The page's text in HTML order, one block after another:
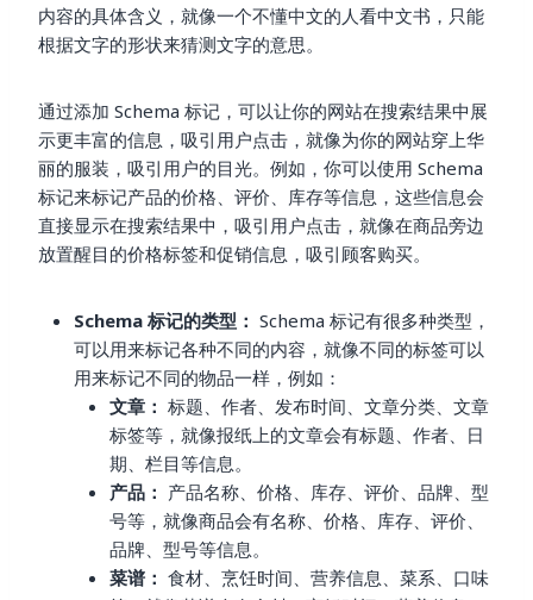
内容的具体含义，就像一个不懂中文的人看中文书，只能
根据文字的形状来猜测文字的意思。
通过添加 Schema 标记，可以让你的网站在搜索结果中展
示更丰富的信息，吸引用户点击，就像为你的网站穿上华
丽的服装，吸引用户的目光。例如，你可以使用 Schema
标记来标记产品的价格、评价、库存等信息，这些信息会
直接显示在搜索结果中，吸引用户点击，就像在商品旁边
放置醒目的价格标签和促销信息，吸引顾客购买。
Schema 标记的类型： Schema 标记有很多种类型，
可以用来标记各种不同的内容，就像不同的标签可以
用来标记不同的物品一样，例如：
文章： 标题、作者、发布时间、文章分类、文章
标签等，就像报纸上的文章会有标题、作者、日
期、栏目等信息。
产品： 产品名称、价格、库存、评价、品牌、型
号等，就像商品会有名称、价格、库存、评价、
品牌、型号等信息。
菜谱： 食材、烹饪时间、营养信息、菜系、口味